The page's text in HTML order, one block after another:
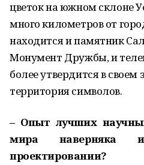
цветок на южном склоне
много километров от
находится и памятник
Монумент Дружбы, и
более утвердится в своем
территория символов.
– Опыт лучших
мира наверняка
проектировании?